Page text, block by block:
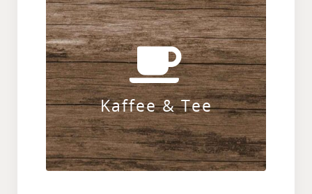
Kaffee & Tee
Gerne etwas Warmes im Bauch? Hier
geht’s zu unseren Hot Drinks – Tee,
Kaffee & Co.
ZUR KARTE